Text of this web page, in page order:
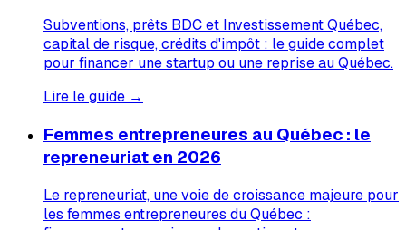
Subventions, prêts BDC et Investissement Québec,
capital de risque, crédits d'impôt : le guide complet
pour financer une startup ou une reprise au Québec.
Lire le guide →
Femmes entrepreneures au Québec : le
repreneuriat en 2026
Le repreneuriat, une voie de croissance majeure pour
les femmes entrepreneures du Québec :